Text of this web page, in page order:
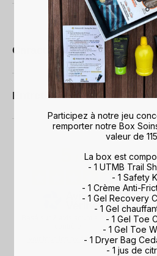
Caractéristiques
Entretien
5
avis soumis à un
Voir tous les avis sur ce site
Participez à notre jeu
remporter notre Box
valeur de
La box est
- 1 UTMB Trail
- 1 Safety
- 1 Crème Anti-
- 1 Gel Recovery
- 1 Gel
- 1 Gel Toe
- 1 Gel Toe
- 1 Dryer Bag
- 1 jus de